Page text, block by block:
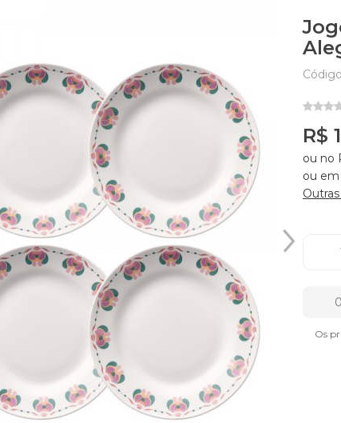
R$
ou no
ou em
Os